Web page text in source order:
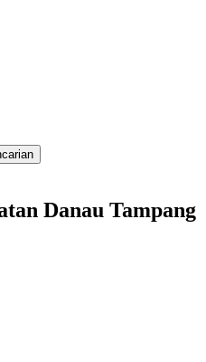
Danau Tampang